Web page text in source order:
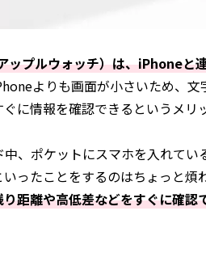
プルウォッチ）は、iPhoneと
よりも画面が小さいため、
に情報を確認できるというメリ
中、ポケットにスマホを入れて
ったことをするのはちょっと煩
距離や高低差などをすぐに確